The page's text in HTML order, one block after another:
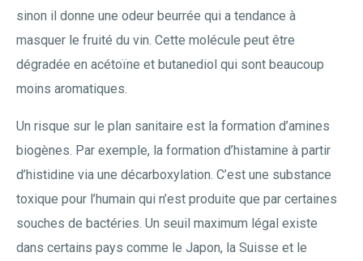
sinon il donne une odeur beurrée qui a tendance à
masquer le fruité du vin. Cette molécule peut être
dégradée en acétoïne et butanediol qui sont beaucoup
moins aromatiques.
Un risque sur le plan sanitaire est la formation d’amines
biogènes. Par exemple, la formation d’histamine à partir
d’histidine via une décarboxylation. C’est une substance
toxique pour l’humain qui n’est produite que par certaines
souches de bactéries. Un seuil maximum légal existe
dans certains pays comme le Japon, la Suisse et le